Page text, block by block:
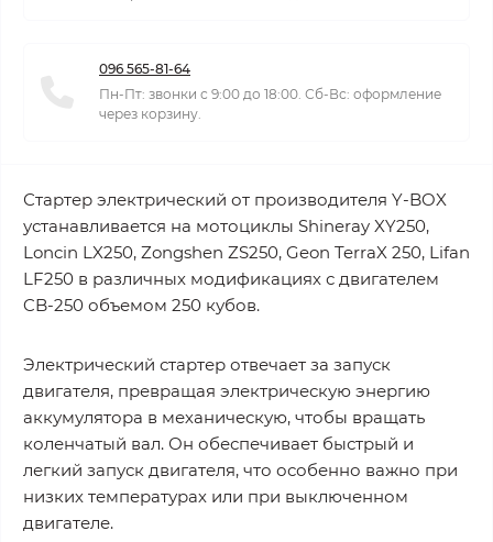
096 565-81-64
Пн-Пт: звонки с 9:00 до 18:00. Сб-Вс: оформление
через корзину.
Стартер электрический от производителя Y-BOX
устанавливается на мотоциклы Shineray XY250,
Loncin LX250, Zongshen ZS250, Geon TerraX 250, Lifan
LF250 в различных модификациях с двигателем
CB-250 объемом 250 кубов.
Электрический стартер отвечает за запуск
двигателя, превращая электрическую энергию
аккумулятора в механическую, чтобы вращать
коленчатый вал. Он обеспечивает быстрый и
легкий запуск двигателя, что особенно важно при
низких температурах или при выключенном
двигателе.